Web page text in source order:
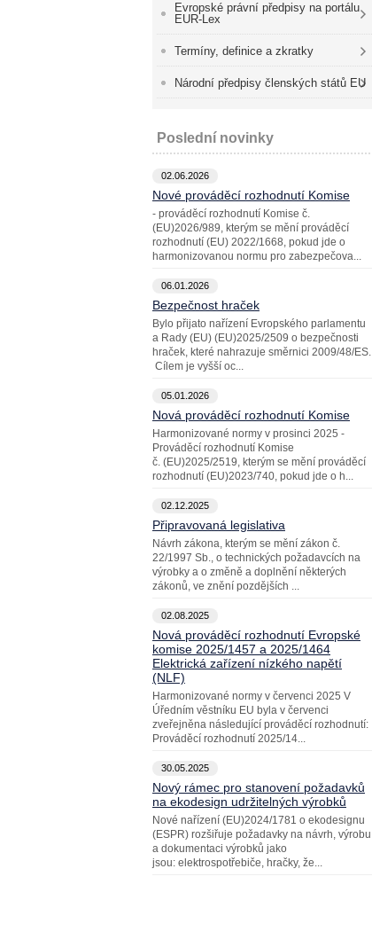
Evropské právní předpisy na portálu
EUR-Lex
Termíny, definice a zkratky
Národní předpisy členských států EU
Poslední novinky
02.06.2026
Nové prováděcí rozhodnutí Komise
- prováděcí rozhodnutí Komise č.
(EU)2026/989, kterým se mění prováděcí
rozhodnutí (EU) 2022/1668, pokud jde o
harmonizovanou normu pro zabezpečova...
06.01.2026
Bezpečnost hraček
Bylo přijato nařízení Evropského parlamentu
a Rady (EU) (EU)2025/2509 o bezpečnosti
hraček, které nahrazuje směrnici 2009/48/ES.
Cílem je vyšší oc...
05.01.2026
Nová prováděcí rozhodnutí Komise
Harmonizované normy v prosinci 2025 -
Prováděcí rozhodnutí Komise
č. (EU)2025/2519, kterým se mění prováděcí
rozhodnutí (EU)2023/740, pokud jde o h...
02.12.2025
Připravovaná legislativa
Návrh zákona, kterým se mění zákon č.
22/1997 Sb., o technických požadavcích na
výrobky a o změně a doplnění některých
zákonů, ve znění pozdějších ...
02.08.2025
Nová prováděcí rozhodnutí Evropské
komise 2025/1457 a 2025/1464
Elektrická zařízení nízkého napětí
(NLF)
Harmonizované normy v červenci 2025 V
Úředním věstníku EU byla v červenci
zveřejněna následující prováděcí rozhodnutí:
Prováděcí rozhodnutí 2025/14...
30.05.2025
Nový rámec pro stanovení požadavků
na ekodesign udržitelných výrobků
Nové nařízení (EU)2024/1781 o ekodesignu
(ESPR) rozšiřuje požadavky na návrh, výrobu
a dokumentaci výrobků jako
jsou: elektrospotřebiče, hračky, že...